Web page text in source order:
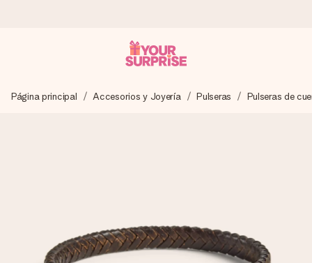
Preparamos tu regalo con cuidado y lo enviamos al vuelo,
Página principal Accesorios y Joyería Pulseras Pulseras de